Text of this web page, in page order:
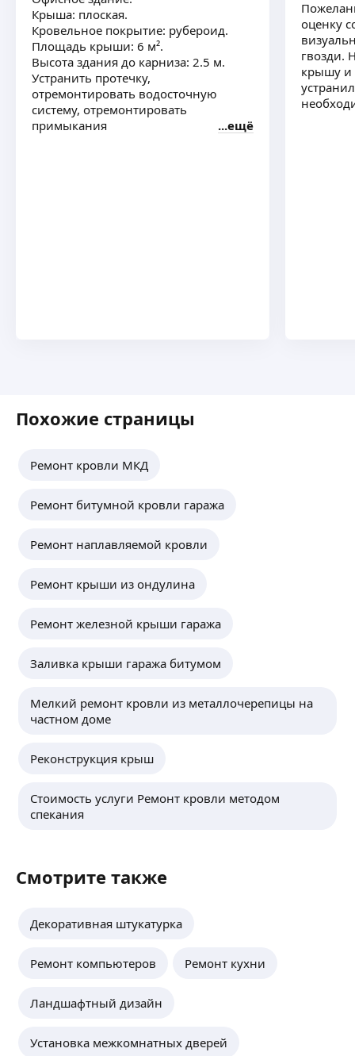
Крыша: плоская.
Кровельное покрытие: рубероид.
Площадь крыши: 6 м².
Высота здания до карниза: 2.5 м.
Устранить протечку,
отремонтировать водосточную
систему, отремонтировать
примыкания
ещё
оценку
гвозди.
крышу и
Похожие страницы
Ремонт кровли МКД
Ремонт битумной кровли гаража
Ремонт наплавляемой кровли
Ремонт крыши из ондулина
Ремонт железной крыши гаража
Заливка крыши гаража битумом
Мелкий ремонт кровли из металлочерепицы на
частном доме
Реконструкция крыш
Стоимость услуги Ремонт кровли методом
спекания
Смотрите также
Декоративная штукатурка
Ремонт компьютеров Ремонт кухни
Ландшафтный дизайн
Установка межкомнатных дверей